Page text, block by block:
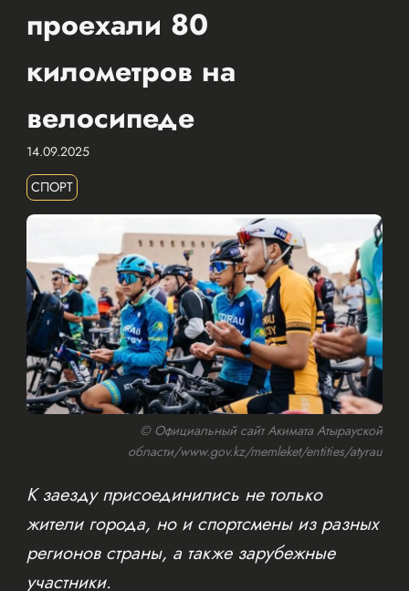
проехали 80
километров на
велосипеде
14.09.2025
СПОРТ
© Официальный сайт Акимата Атырауской
области/www.gov.kz/memleket/entities/atyrau
К заезду присоединились не только
жители города, но и спортсмены из разных
регионов страны, а также зарубежные
участники.